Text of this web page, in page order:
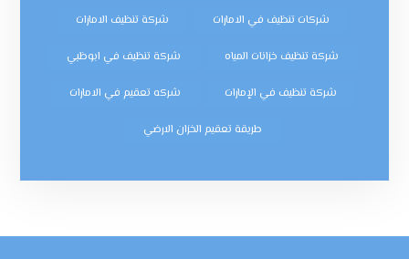
شركات تنظيف في الامارات شركة تنظيف الامارات
شركة تنظيف خزانات المياه شركة تنظيف في ابوظبي
شركة تنظيف في الإمارات شركه تعقيم في الامارات
طريقة تعقيم الخزان الارضي